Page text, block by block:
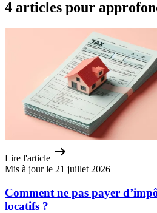
4 articles pour
Lire l'article
Mis à jour le 21 juillet 2026
Comment ne pas payer
locatifs ?